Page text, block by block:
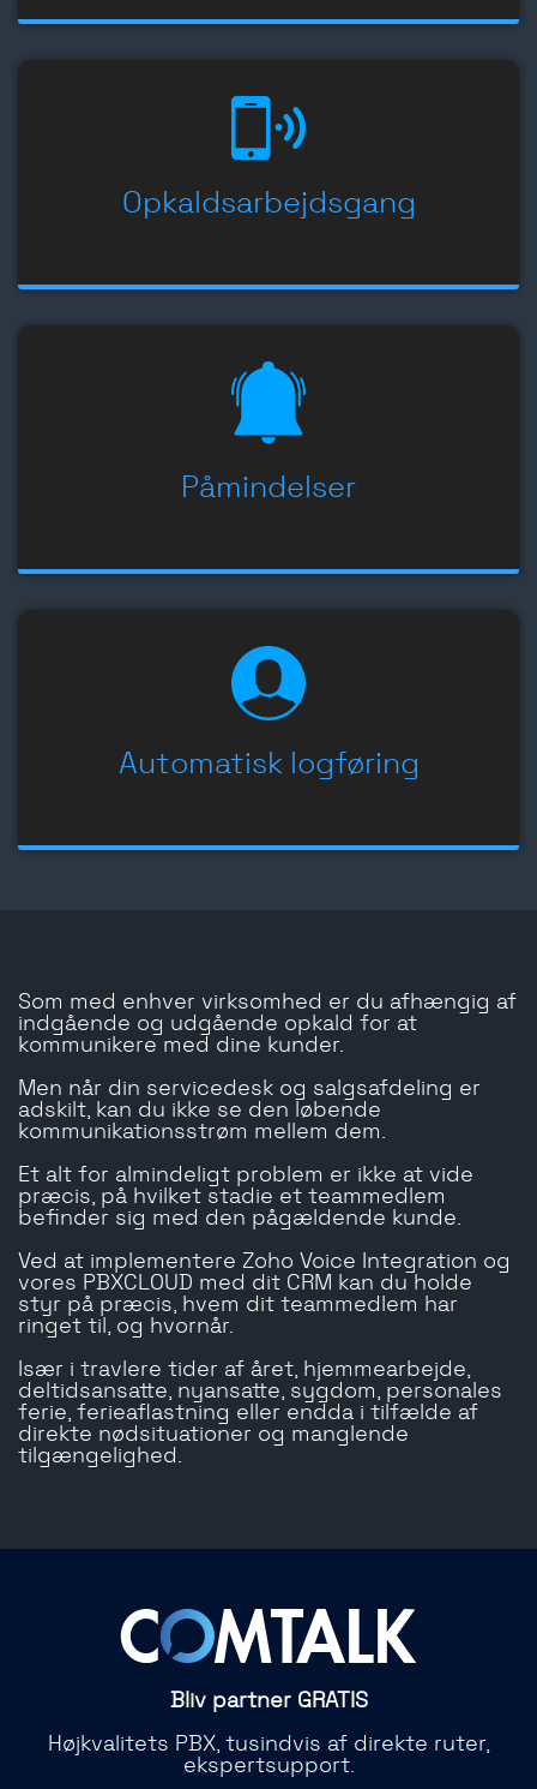
Opkaldsarbejdsgang
Påmindelser
Automatisk logføring
Som med enhver virksomhed er du afhængig af
indgående og udgående opkald for at
kommunikere med dine kunder.
Men når din servicedesk og salgsafdeling er
adskilt, kan du ikke se den løbende
kommunikationsstrøm mellem dem.
Et alt for almindeligt problem er ikke at vide
præcis, på hvilket stadie et teammedlem
befinder sig med den pågældende kunde.
Ved at implementere Zoho Voice Integration og
vores PBXCLOUD med dit CRM kan du holde
styr på præcis, hvem dit teammedlem har
ringet til, og hvornår.
Især i travlere tider af året, hjemmearbejde,
deltidsansatte, nyansatte, sygdom, personales
ferie, ferieaflastning eller endda i tilfælde af
direkte nødsituationer og manglende
tilgængelighed.
Bliv partner GRATIS
Højkvalitets PBX, tusindvis af direkte ruter,
ekspertsupport.